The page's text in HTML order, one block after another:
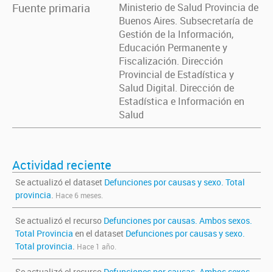
Fuente primaria
Ministerio de Salud Provincia de
Buenos Aires. Subsecretaría de
Gestión de la Información,
Educación Permanente y
Fiscalización. Dirección
Provincial de Estadística y
Salud Digital. Dirección de
Estadística e Información en
Salud
Actividad reciente
Se actualizó el dataset Defunciones por causas y sexo. Total
provincia. Hace 6 meses.
Se actualizó el recurso Defunciones por causas. Ambos sexos.
Total Provincia en el dataset Defunciones por causas y sexo.
Total provincia. Hace 1 año.